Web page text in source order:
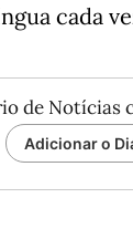
cada
de Notícias
Adicionar o